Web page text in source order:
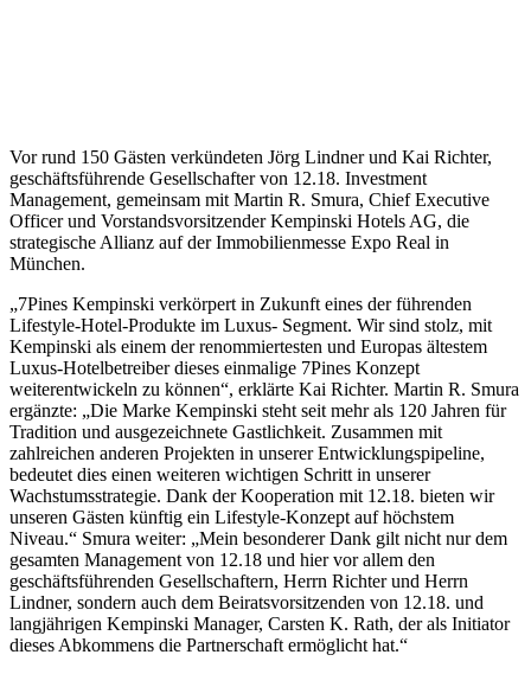
Vor rund 150 Gästen verkündeten Jörg Lindner und Kai Richter,
geschäftsführende Gesellschafter von 12.18. Investment
Management, gemeinsam mit Martin R. Smura, Chief Executive
Officer und Vorstandsvorsitzender Kempinski Hotels AG, die
strategische Allianz auf der Immobilienmesse Expo Real in
München.
„7Pines Kempinski verkörpert in Zukunft eines der führenden
Lifestyle-Hotel-Produkte im Luxus- Segment. Wir sind stolz, mit
Kempinski als einem der renommiertesten und Europas ältestem
Luxus-Hotelbetreiber dieses einmalige 7Pines Konzept
weiterentwickeln zu können“, erklärte Kai Richter. Martin R. Smura
ergänzte: „Die Marke Kempinski steht seit mehr als 120 Jahren für
Tradition und ausgezeichnete Gastlichkeit. Zusammen mit
zahlreichen anderen Projekten in unserer Entwicklungspipeline,
bedeutet dies einen weiteren wichtigen Schritt in unserer
Wachstumsstrategie. Dank der Kooperation mit 12.18. bieten wir
unseren Gästen künftig ein Lifestyle-Konzept auf höchstem
Niveau.“ Smura weiter: „Mein besonderer Dank gilt nicht nur dem
gesamten Management von 12.18 und hier vor allem den
geschäftsführenden Gesellschaftern, Herrn Richter und Herrn
Lindner, sondern auch dem Beiratsvorsitzenden von 12.18. und
langjährigen Kempinski Manager, Carsten K. Rath, der als Initiator
dieses Abkommens die Partnerschaft ermöglicht hat.“